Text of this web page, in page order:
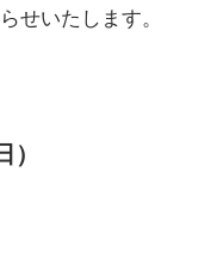
せいたします。